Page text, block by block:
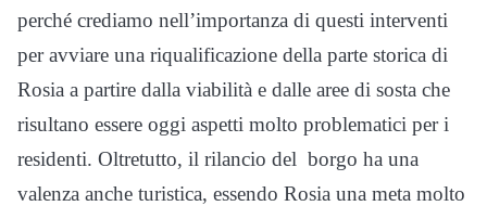
perché crediamo nell’importanza di questi interventi
per avviare una riqualificazione della parte storica di
Rosia a partire dalla viabilità e dalle aree di sosta che
risultano essere oggi aspetti molto problematici per i
residenti. Oltretutto, il rilancio del borgo ha una
valenza anche turistica, essendo Rosia una meta molto